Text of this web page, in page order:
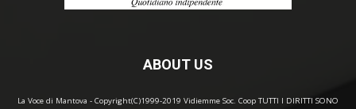
ABOUT US
La Voce di Mantova - Copyright(C)1999-2019 Vidiemme Soc. Coop TUTTI I DIRITTI SONO